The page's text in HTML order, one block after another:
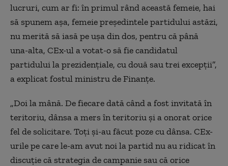
lucruri, cum ar fi: în primul rând această femeie, hai
să spunem așa, femeie președintele partidului astăzi,
nu merită să iasă pe ușa din dos, pentru că până
una-alta, CEx-ul a votat-o să fie candidatul
partidului la prezidențiale, cu două sau trei excepții”,
a explicat fostul ministru de Finanțe.
„Doi la mână. De fiecare dată când a fost invitată în
teritoriu, dânsa a mers în teritoriu și a onorat orice
fel de solicitare. Toți și-au făcut poze cu dânsa. CEx-
urile pe care le-am avut noi la partid nu au ridicat în
discuție că strategia de campanie sau că orice